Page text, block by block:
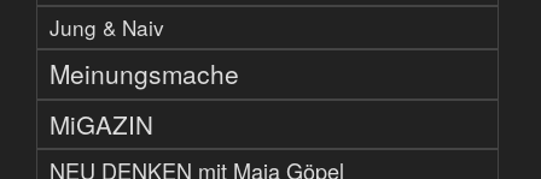
Jung & Naiv
Meinungsmache
MiGAZIN
NEU DENKEN mit Maja Göpel